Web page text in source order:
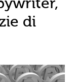
di